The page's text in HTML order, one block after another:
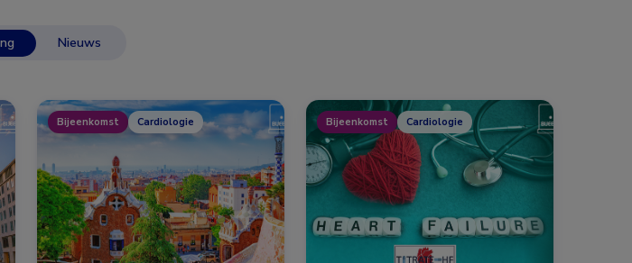
Nieuws
Bijeenkomst Cardiologie Bijeenkomst Cardiologie